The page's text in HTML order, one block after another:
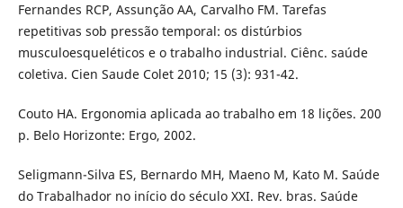
Fernandes RCP, Assunção AA, Carvalho FM. Tarefas
repetitivas sob pressão temporal: os distúrbios
musculoesqueléticos e o trabalho industrial. Ciênc. saúde
coletiva. Cien Saude Colet 2010; 15 (3): 931-42.
Couto HA. Ergonomia aplicada ao trabalho em 18 lições. 200
p. Belo Horizonte: Ergo, 2002.
Seligmann-Silva ES, Bernardo MH, Maeno M, Kato M. Saúde
do Trabalhador no início do século XXI. Rev. bras. Saúde